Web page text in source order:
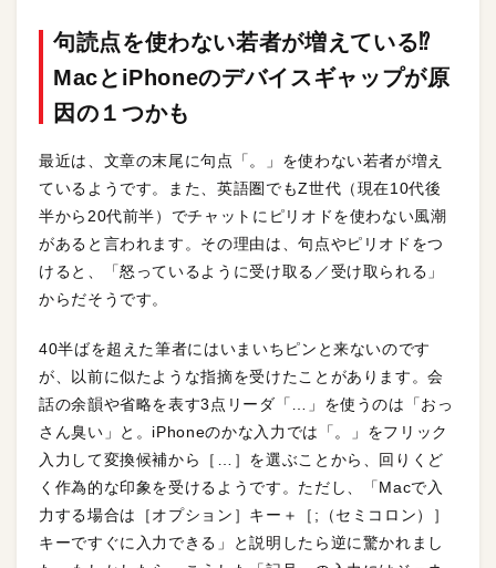
句読点を使わない若者が増えている⁉︎
MacとiPhoneのデバイスギャップが原
因の１つかも
最近は、文章の末尾に句点「。」を使わない若者が増え
ているようです。また、英語圏でもZ世代（現在10代後
半から20代前半）でチャットにピリオドを使わない風潮
があると言われます。その理由は、句点やピリオドをつ
けると、「怒っているように受け取る／受け取られる」
からだそうです。
40半ばを超えた筆者にはいまいちピンと来ないのです
が、以前に似たような指摘を受けたことがあります。会
話の余韻や省略を表す3点リーダ「…」を使うのは「おっ
さん臭い」と。iPhoneのかな入力では「。」をフリック
入力して変換候補から［…］を選ぶことから、回りくど
く作為的な印象を受けるようです。ただし、「Macで入
力する場合は［オプション］キー＋［;（セミコロン）］
キーですぐに入力できる」と説明したら逆に驚かれまし